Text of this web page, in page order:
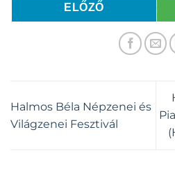
ELŐZŐ
Halmos Béla Népzenei és
Világzenei Fesztivál